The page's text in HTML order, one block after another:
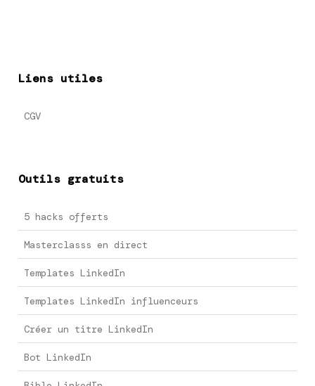
Liens utiles
CGV
Outils gratuits
5 hacks offerts
Masterclasss en direct
Templates LinkedIn
Templates LinkedIn influenceurs
Créer un titre LinkedIn
Bot LinkedIn